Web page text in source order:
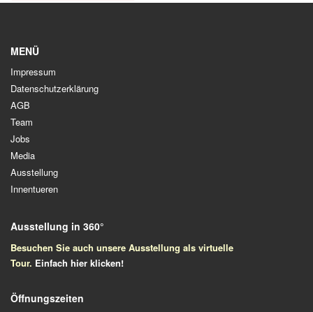
MENÜ
Impressum
Datenschutzerklärung
AGB
Team
Jobs
Media
Ausstellung
Innentueren
Ausstellung in 360°
Besuchen Sie auch unsere Ausstellung als virtuelle
Tour. Einfach hier klicken!
Öffnungszeiten